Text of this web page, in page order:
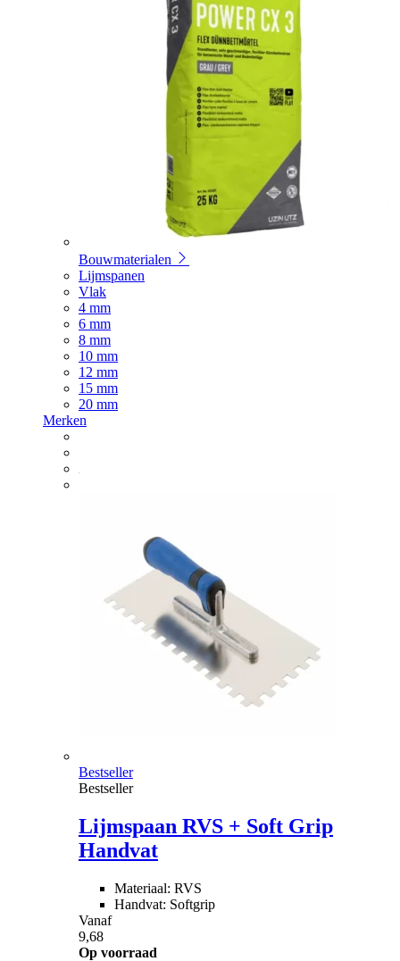
Bouwmaterialen
Lijmspanen
Vlak
4 mm
6 mm
8 mm
10 mm
12 mm
15 mm
20 mm
Merken
Bestseller
Bestseller
Lijmspaan RVS + Soft Grip
Handvat
Materiaal: RVS
Handvat: Softgrip
Vanaf
9,68
Op voorraad